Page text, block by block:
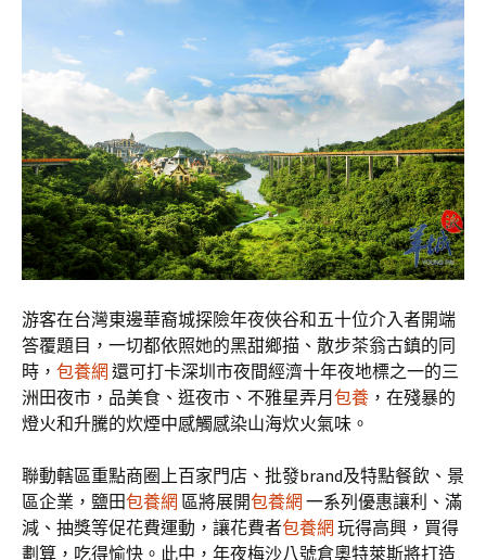
游客在台灣東邊華裔城探險年夜俠谷和五十位介入者開端
答覆題目，一切都依照她的黑甜鄉描、散步茶翁古鎮的同
時， 包養網 還可打卡深圳市夜間經濟十年夜地標之一的三
洲田夜市，品美食、逛夜市、不雅星弄月 包養 ，在殘暴的
燈火和升騰的炊煙中感觸感染山海炊火氣味。
聯動轄區重點商圈上百家門店、批發brand及特點餐飲、景
區企業，鹽田包養網 區將展開包養網 一系列優惠讓利、滿
減、抽獎等促花費運動，讓花費者包養網 玩得高興，買得
劃算，吃得愉快。此中，年夜梅沙八號倉奧特萊斯將打造